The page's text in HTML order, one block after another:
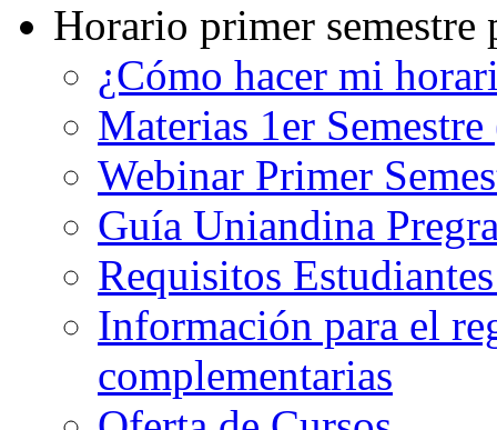
Horario primer semestre
¿Cómo hacer mi
Materias 1er
Webinar Primer
Guía Uniandina
Requisitos
Información para el
complementarias